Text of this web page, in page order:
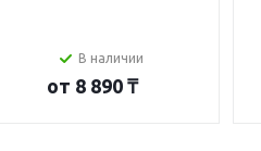
В наличии
от 8 890 ₸